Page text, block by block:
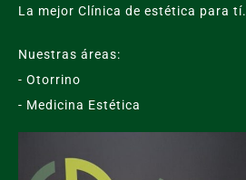
La mejor Clínica de estética para tí.
Nuestras áreas:
- Otorrino
- Medicina Estética